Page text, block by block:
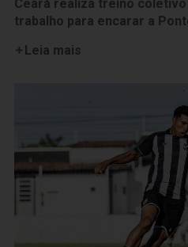
Ceará realiza treino
trabalho para encarar a
Leia mais